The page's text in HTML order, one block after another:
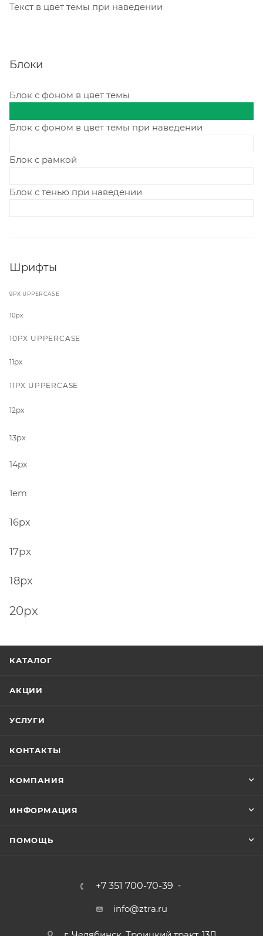
Текст в цвет темы при наведении
Блоки
Блок с фоном в цвет темы
Блок с фоном в цвет темы при наведении
Блок с рамкой
Блок с тенью при наведении
Шрифты
9PX UPPERCASE
10px
10PX UPPERCASE
11px
11PX UPPERCASE
12px
13px
14px
1em
16px
17px
18px
20px
КАТАЛОГ
АКЦИИ
УСЛУГИ
КОНТАКТЫ
КОМПАНИЯ
ИНФОРМАЦИЯ
ПОМОЩЬ
+7 351 700-70-39
info@ztra.ru